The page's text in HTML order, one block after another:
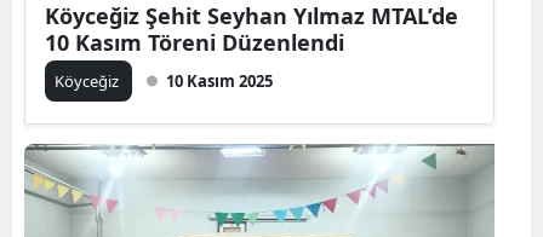
Köyceğiz Şehit Seyhan Yılmaz MTAL’de
10 Kasım Töreni Düzenlendi
Köyceğiz 10 Kasım 2025